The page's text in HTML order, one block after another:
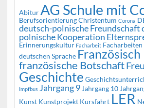
Abitur AG Schule mit
BerufsorientierungChristentum Corona
deutsch-polnische Freundschaft
polnische Kooperation
Erinnerungskultur Facharbeit Facharbeiten
deutschen Sprache Französisch
französische Botschaft
Geschichte
Impfbus Jahrgang 9 Jahrgang 10
Kunst Kunstprojekt Kursfahrt LER